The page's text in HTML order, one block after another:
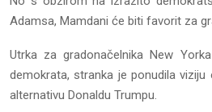
Adamsa, Mamdani će biti favorit za
Utrka za gradonačelnika New
demokrata, stranka je ponudila
alternativu Donaldu Trumpu.